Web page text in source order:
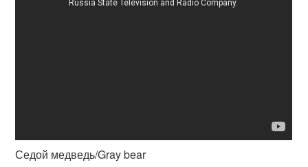
Седой медведь/Gray bear